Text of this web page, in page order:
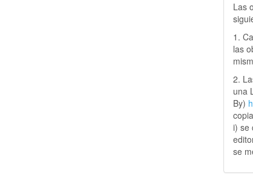
Las
1.
las
2.
una
By)
i) se
se